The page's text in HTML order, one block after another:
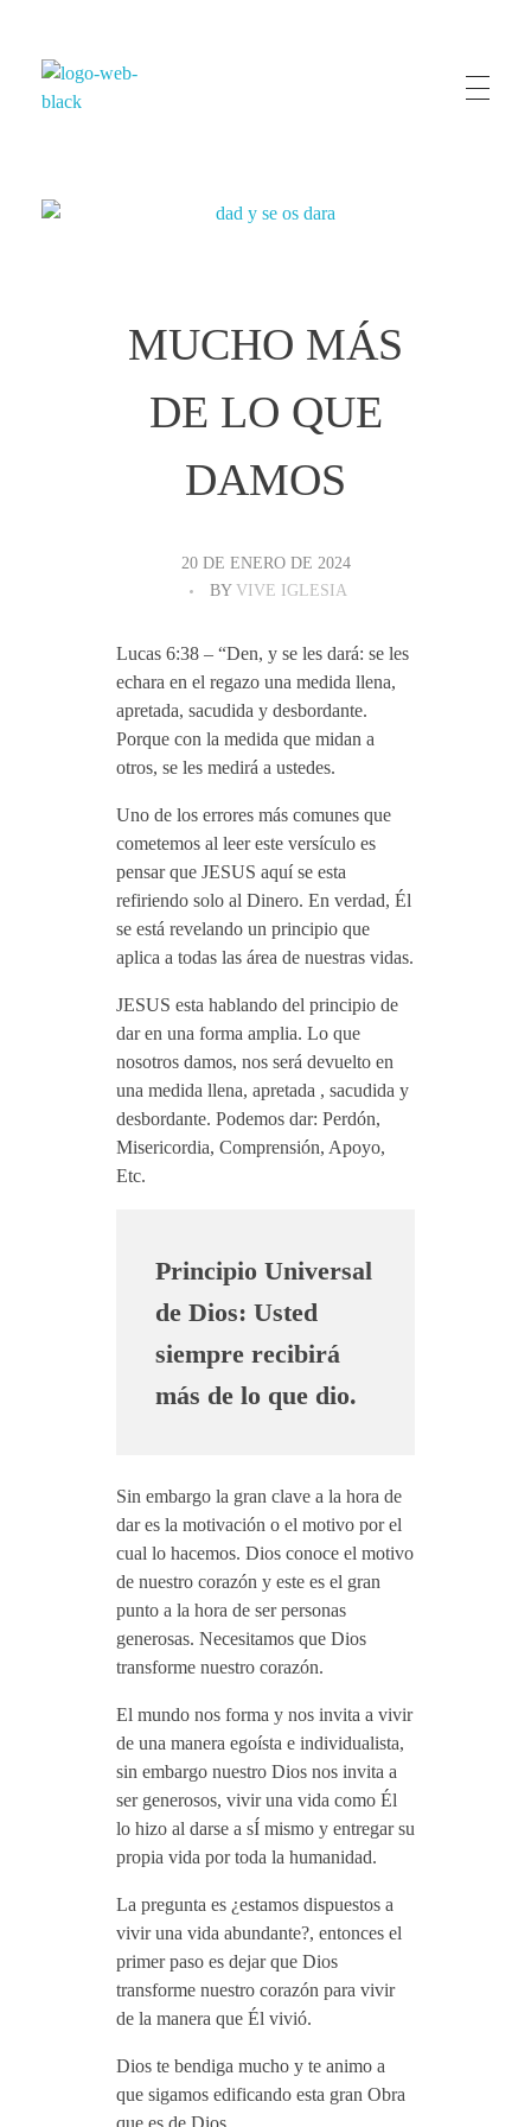
MUCHO MÁS
DE LO QUE
DAMOS
20 DE ENERO DE 2024
BY VIVE IGLESIA
Lucas 6:38 – “Den, y se les dará: se les
echara en el regazo una medida llena,
apretada, sacudida y desbordante.
Porque con la medida que midan a
otros, se les medirá a ustedes.
Uno de los errores más comunes que
cometemos al leer este versículo es
pensar que JESUS aquí se esta
refiriendo solo al Dinero. En verdad, Él
se está revelando un principio que
aplica a todas las área de nuestras vidas.
JESUS esta hablando del principio de
dar en una forma amplia. Lo que
nosotros damos, nos será devuelto en
una medida llena, apretada , sacudida y
desbordante. Podemos dar: Perdón,
Misericordia, Comprensión, Apoyo,
Etc.
Principio Universal
de Dios: Usted
siempre recibirá
más de lo que dio.
Sin embargo la gran clave a la hora de
dar es la motivación o el motivo por el
cual lo hacemos. Dios conoce el motivo
de nuestro corazón y este es el gran
punto a la hora de ser personas
generosas. Necesitamos que Dios
transforme nuestro corazón.
El mundo nos forma y nos invita a vivir
de una manera egoísta e individualista,
sin embargo nuestro Dios nos invita a
ser generosos, vivir una vida como Él
lo hizo al darse a sÍ mismo y entregar su
propia vida por toda la humanidad.
La pregunta es ¿estamos dispuestos a
vivir una vida abundante?, entonces el
primer paso es dejar que Dios
transforme nuestro corazón para vivir
de la manera que Él vivió.
Dios te bendiga mucho y te animo a
que sigamos edificando esta gran Obra
que es de Dios.
CONECTAR
Servicios en Línea